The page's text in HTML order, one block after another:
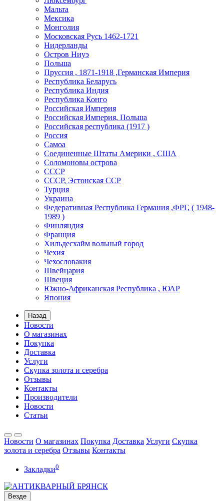
Мальта
Мексика
Монголия
Московская Русь 1462-1721
Нидерланды
Остров Ниуэ
Польша
Пруссия , 1871-1918 ,Германская Империя
Республика Беларусь
Республика Индия
Республика Конго
Российская Империя
Российская Империя, Польша
Российская республика (1917 )
Россия
Самоа
Соединенные Штаты Америки , США
Соломоновы острова
СССР
СССР, Эстонская ССР
Турция
Украина
Федеративная Республика Германия ,ФРГ, ( 1948-
1989 )
Финляндия
Франция
Хильдесхайм вольный город
Чехия
Чехословакия
Швейцария
Швеция
Южно-Африканская Республика , ЮАР
Япония
Назад
Новости
О магазинах
Покупка
Доставка
Услуги
Скупка золота и серебра
Отзывы
Контакты
Производители
Новости
Статьи
Новости О магазинах Покупка Доставка Услуги Скупка
золота и серебра Отзывы Контакты
Закладки0
Везде